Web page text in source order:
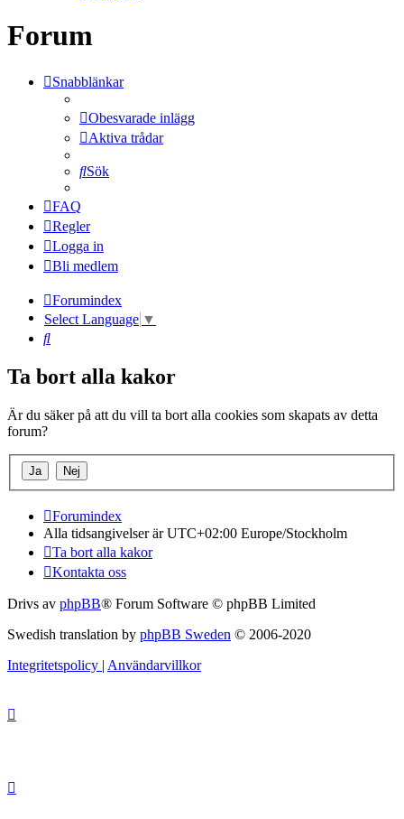
Forum
Snabblänkar
Obesvarade inlägg
Aktiva trådar
Sök
FAQ
Regler
Logga in
Bli medlem
Forumindex
Select Language ▼
Sök
Ta bort alla kakor
Är du säker på att du vill ta bort alla cookies som skapats av detta
forum?
Forumindex
Alla tidsangivelser är UTC+02:00 Europe/Stockholm
Ta bort alla kakor
Kontakta oss
Drivs av phpBB® Forum Software © phpBB Limited
Swedish translation by phpBB Sweden © 2006-2020
Integritetspolicy | Användarvillkor